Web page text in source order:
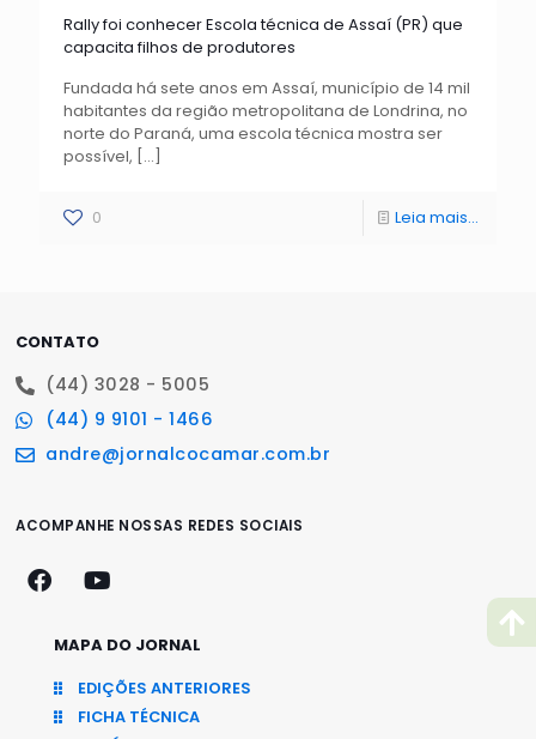
Rally foi conhecer Escola técnica de Assaí (PR) que
capacita filhos de produtores
Fundada há sete anos em Assaí, município de 14 mil
habitantes da região metropolitana de Londrina, no
norte do Paraná, uma escola técnica mostra ser
possível, […]
0 Leia mais...
CONTATO
(44) 3028 - 5005
(44) 9 9101 - 1466
andre@jornalcocamar.com.br
ACOMPANHE NOSSAS REDES SOCIAIS
MAPA DO JORNAL
EDIÇÕES ANTERIORES
FICHA TÉCNICA